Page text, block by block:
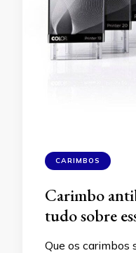
CARIMBOS
Carimbo
tudo sobre
Que os carimbos